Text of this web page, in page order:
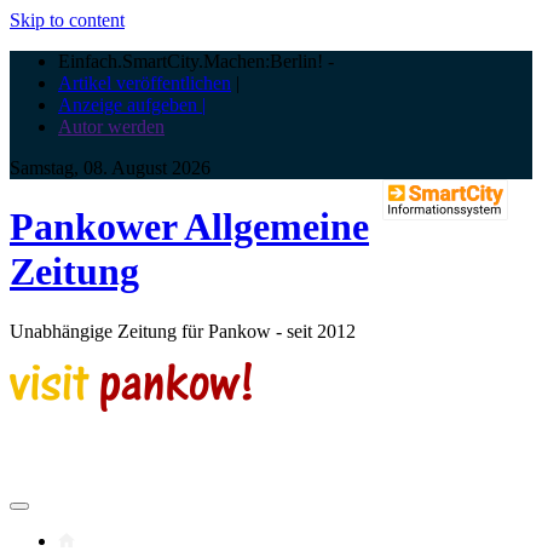
Skip to content
Einfach.SmartCity.Machen:Berlin! -
Artikel veröffentlichen |
Anzeige aufgeben |
Autor werden
Samstag, 08. August 2026
Pankower Allgemeine
Zeitung
Unabhängige Zeitung für Pankow - seit 2012